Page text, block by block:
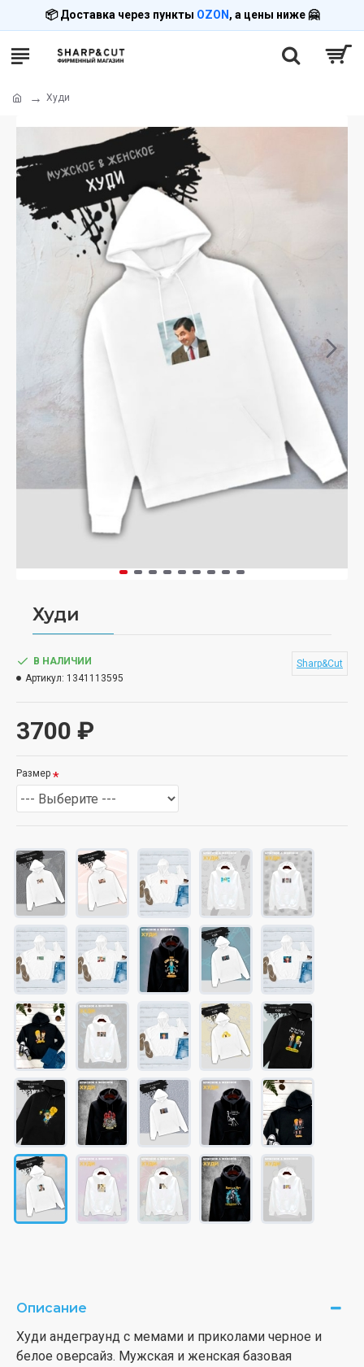
📦 Доставка через пункты OZON , а цены ниже 🤗
Худи
Худи
3700 ₽
В НАЛИЧИИ
Артикул: 1341113595
Sharp&Cut
Размер
Описание
Худи андеграунд с мемами и приколами черное и
белое оверсайз. Мужская и женская базовая